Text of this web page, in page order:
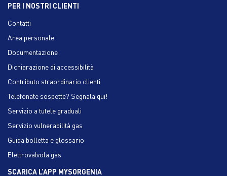
PER I NOSTRI CLIENTI
Contatti
Area personale
Documentazione
Dichiarazione di accessibilità
Contributo straordinario clienti
Telefonate sospette? Segnala qui!
Servizio a tutele graduali
Servizio vulnerabilità gas
Guida bolletta e glossario
Elettrovalvola gas
SCARICA L’APP MYSORGENIA